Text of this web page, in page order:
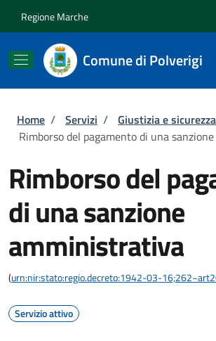
Regione Marche
Comune di Polverigi
Briciole di pane
Home / Servizi / Giustizia e
Rimborso del pagamento di una
Rimborso del
di una sanzione
amministrativa
(urn:nir:stato:regio.decreto:1942-03-
Servizio attivo